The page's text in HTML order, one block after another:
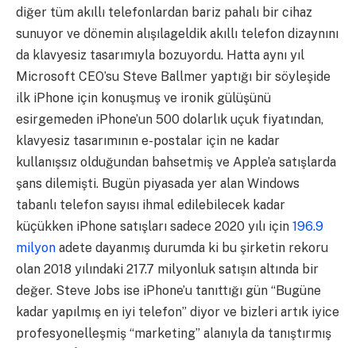
diğer tüm akıllı telefonlardan bariz pahalı bir cihaz
sunuyor ve dönemin alışılageldik akıllı telefon dizaynını
da klavyesiz tasarımıyla bozuyordu. Hatta aynı yıl
Microsoft CEO’su Steve Ballmer yaptığı bir söyleşide
ilk iPhone için konuşmuş ve ironik gülüşünü
esirgemeden iPhone’un 500 dolarlık uçuk fiyatından,
klavyesiz tasarımının e-postalar için ne kadar
kullanışsız olduğundan bahsetmiş ve Apple’a satışlarda
şans dilemişti. Bugün piyasada yer alan Windows
tabanlı telefon sayısı ihmal edilebilecek kadar
küçükken iPhone satışları sadece 2020 yılı için 196.9
milyon adete dayanmış durumda ki bu şirketin rekoru
olan 2018 yılındaki 217.7 milyonluk satışın altında bir
değer. Steve Jobs ise iPhone’u tanıttığı gün “Bugüne
kadar yapılmış en iyi telefon” diyor ve bizleri artık iyice
profesyonelleşmiş “marketing” alanıyla da tanıştırmış